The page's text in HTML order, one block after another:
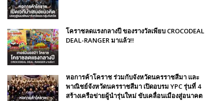
โคราชลดแรงกลางปี ของรางวัลเพียบ CROCODEAL
DEAL-RANGER มาแล้ว!!
หอการค้าโคราช ร่วมกับจังหวัดนครราชสีมา และ
พาณิชย์จังหวัดนครราชสีมา เปิดอบรม YPC รุ่นที่ 4
สร้างเครือข่ายผู้นำรุ่นใหม่ ขับเคลื่อนเมืองสู่อนาคต